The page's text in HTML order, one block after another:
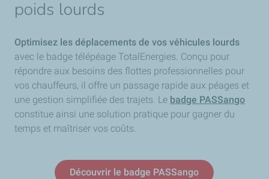
poids lourds
Optimisez les déplacements de vos véhicules lourds
avec le badge télépéage TotalEnergies. Conçu pour
répondre aux besoins des flottes professionnelles pour
vos chauffeurs, il offre un passage rapide aux péages et
une gestion simplifiée des trajets. Le badge PASSango
constitue ainsi une solution pratique pour gagner du
temps et maîtriser vos coûts.
Découvrir le badge PASSango